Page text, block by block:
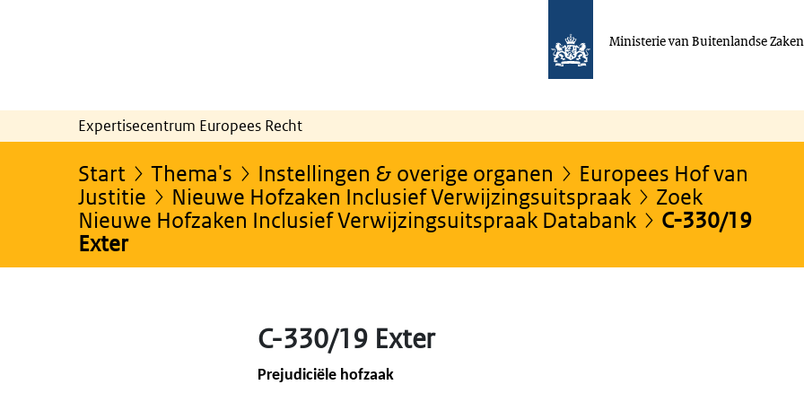
Ministerie van Buitenlandse Zaken
Expertisecentrum Europees Recht
Start Thema's Instellingen & overige organen
Europees Hof van
Justitie
Nieuwe Hofzaken Inclusief Verwijzingsuitspraak
Zoek
Nieuwe Hofzaken Inclusief Verwijzingsuitspraak Databank
C-330/19
Exter
C-330/19 Exter
Prejudiciële hofzaak